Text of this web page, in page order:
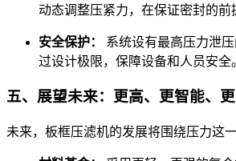
动态调整压紧力，在保证密封的前
安全保护：
系统设有最高压力泄
过设计极限，保障设备和人员安全
五、展望未来：更高、更智能、
未来，板框压滤机的发展将围绕压力这